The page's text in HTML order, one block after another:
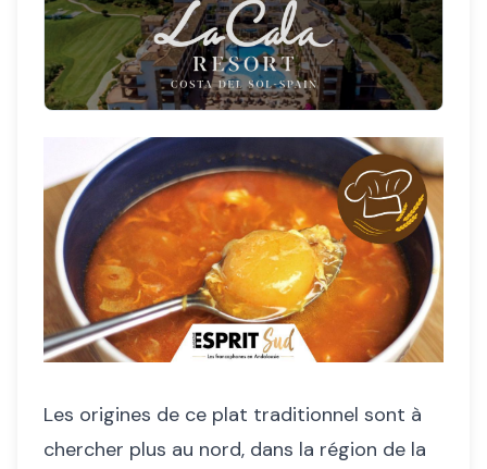
Les origines de ce plat traditionnel sont à
chercher plus au nord, dans la région de la